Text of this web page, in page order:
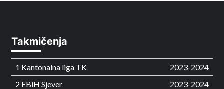
Takmičenja
1 Kantonalna liga TK
2023-2024
2 FBiH Sjever
2023-2024